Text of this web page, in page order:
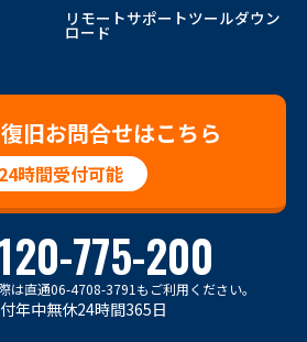
リモートサポートツールダウン
ロード
旧お問合せはこちら
24時間受付可能
775-200
は直通06-4708-3791もご利用ください。
年中無休24時間365日